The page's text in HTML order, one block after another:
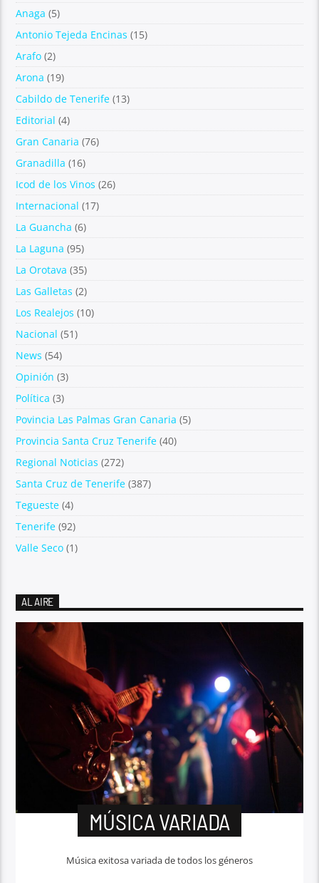
Anaga (5)
Antonio Tejeda Encinas (15)
Arafo (2)
Arona (19)
Cabildo de Tenerife (13)
Editorial (4)
Gran Canaria (76)
Granadilla (16)
Icod de los Vinos (26)
Internacional (17)
La Guancha (6)
La Laguna (95)
La Orotava (35)
Las Galletas (2)
Los Realejos (10)
Nacional (51)
News (54)
Opinión (3)
Política (3)
Povincia Las Palmas Gran Canaria (5)
Provincia Santa Cruz Tenerife (40)
Regional Noticias (272)
Santa Cruz de Tenerife (387)
Tegueste (4)
Tenerife (92)
Valle Seco (1)
AL AIRE
MÚSICA VARIADA
Música exitosa variada de todos los géneros